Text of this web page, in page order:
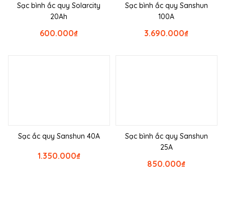
Sạc bình ắc quy Solarcity
20Ah
₫
600.000
Sạc bình ắc quy Sanshun
100A
₫
3.690.000
Sạc ắc quy Sanshun 40A
₫
1.350.000
Sạc bình ắc quy Sanshun
25A
₫
850.000